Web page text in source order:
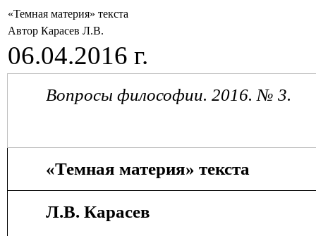
«Темная материя» текста
Автор Карасев Л.В.
06.04.2016 г.
Вопросы философии. 2016. № 3.
«Темная материя» текста
Л.В. Карасев